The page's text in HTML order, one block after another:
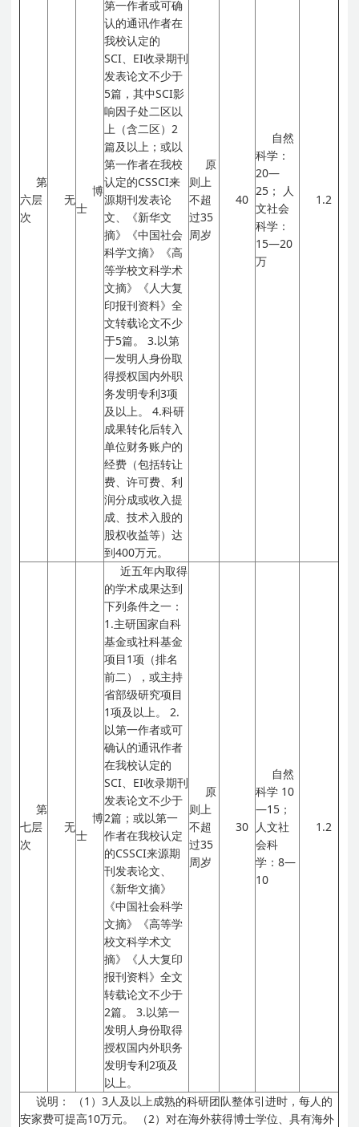
第
六层
次
无
博
士
第一作者或可确
认的通讯作者在
我校认定的
SCI、EI收录期刊
发表论文不少于
5篇，其中SCI影
响因子处二区以
上（含二区）2
篇及以上；或以
第一作者在我校
认定的CSSCI来
源期刊发表论
文、《新华文
摘》《中国社会
科学文摘》《高
等学校文科学术
文摘》《人大复
印报刊资料》全
文转载论文不少
于5篇。
3.以第
一发明人身份取
得授权国内外职
务发明专利3项
及以上。
4.科研
成果转化后转入
单位财务账户的
经费（包括转让
费、许可费、利
润分成或收入提
成、技术入股的
股权收益等）达
到400万元。
原
则上
不超
过35
周岁
40
自然
科学：
20—
25；
人
文社会
科学：
15—20
万
1.2
第
七层
次
无
博
士
近五年内取得
的学术成果达到
下列条件之一：
1.主研国家自科
基金或社科基金
项目1项（排名
前二），或主持
省部级研究项目
1项及以上。
2.
以第一作者或可
确认的通讯作者
在我校认定的
SCI、EI收录期刊
发表论文不少于
2篇；或以第一
作者在我校认定
的CSSCI来源期
刊发表论文、
《新华文摘》
《中国社会科学
文摘》《高等学
校文科学术文
摘》《人大复印
报刊资料》全文
转载论文不少于
2篇。
3.以第一
发明人身份取得
授权国内外职务
发明专利2项及
以上。
原
则上
不超
过35
周岁
30
自然
科学 10
—15；
人文社
会科
学：8—
10
1.2
说明：
（1）3人及以上成熟的科研团队整体引进时，每人的
安家费可提高10万元。
（2）对在海外获得博士学位、具有海外